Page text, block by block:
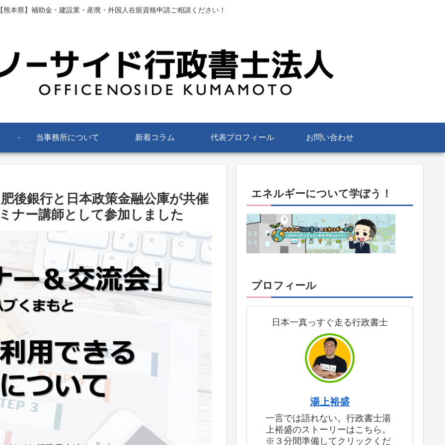
熊本県】補助金・建設業・産廃・外国人在留資格申請ご相談ください！
当事務所について 新着コラム 代表プロフィール お問い合わせ
後銀行と日本政策金融公庫が共催
ナー講師として参加しました
エネルギーについて学ぼう！
プロフィール
日本一真っすぐ走る行政書士
湯上裕盛
一言では語れない。行政書士湯
上裕盛のストーリーはこちら。
※３分間準備してクリックくだ